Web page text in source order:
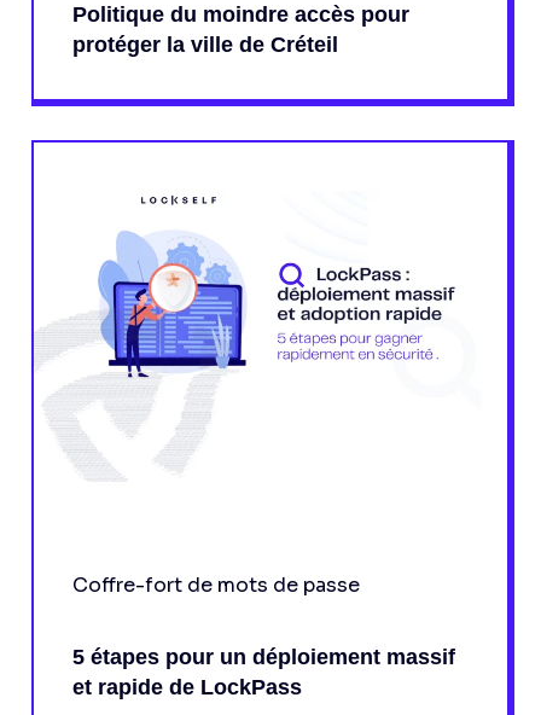
Politique du moindre accès pour
protéger la ville de Créteil
Coffre-fort de mots de passe
5 étapes pour un déploiement massif
et rapide de LockPass